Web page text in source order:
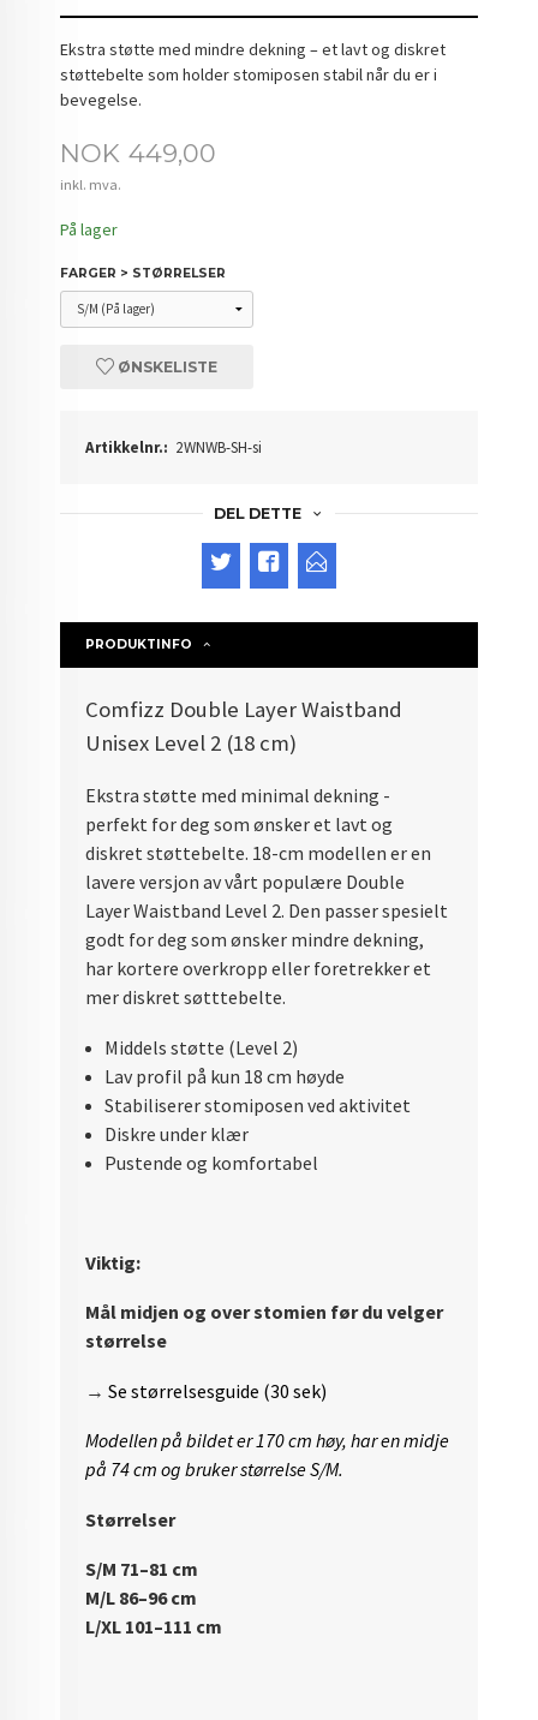
Ekstra støtte med mindre dekning – et lavt og diskret
støttebelte som holder stomiposen stabil når du er i
bevegelse.
Pris
NOK 449,00
inkl. mva.
På lager
FARGER > STØRRELSER
ØNSKELISTE
Artikkelnr.: 2WNWB-SH-si
DEL DETTE
PRODUKTINFO
Comfizz Double Layer Waistband
Unisex Level 2 (18 cm)
Ekstra støtte med minimal dekning -
perfekt for deg som ønsker et lavt og
diskret støttebelte. 18-cm modellen er en
lavere versjon av vårt populære Double
Layer Waistband Level 2. Den passer spesielt
godt for deg som ønsker mindre dekning,
har kortere overkropp eller foretrekker et
mer diskret søtttebelte.
Middels støtte (Level 2)
Lav profil på kun 18 cm høyde
Stabiliserer stomiposen ved aktivitet
Diskre under klær
Pustende og komfortabel
Viktig:
Mål midjen og over stomien før du velger
størrelse
→Se størrelsesguide (30 sek)
Modellen på bildet er 170 cm høy, har en midje
på 74 cm og bruker størrelse S/M.
Størrelser
S/M 71–81 cm
M/L 86–96 cm
L/XL 101–111 cm